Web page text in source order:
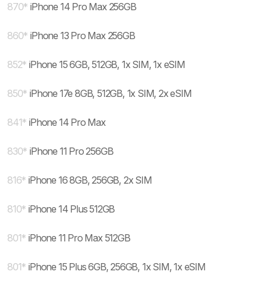
870* iPhone 14 Pro Max 256GB
860* iPhone 13 Pro Max 256GB
852* iPhone 15 6GB, 512GB, 1x SIM, 1x eSIM
850* iPhone 17e 8GB, 512GB, 1x SIM, 2x eSIM
841* iPhone 14 Pro Max
830* iPhone 11 Pro 256GB
816* iPhone 16 8GB, 256GB, 2x SIM
810* iPhone 14 Plus 512GB
801* iPhone 11 Pro Max 512GB
801* iPhone 15 Plus 6GB, 256GB, 1x SIM, 1x eSIM